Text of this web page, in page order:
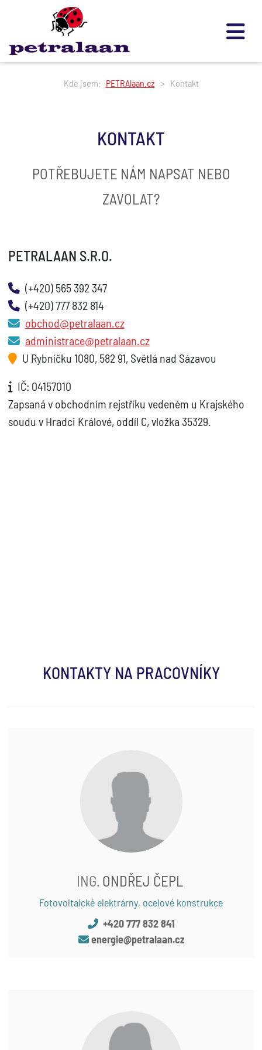
Kde jsem: PETRAlaan.cz Kontakt
KONTAKT
POTŘEBUJETE NÁM NAPSAT NEBO
ZAVOLAT?
PETRALAAN S.R.O.
(+420) 565 392 347
(+420) 777 832 814
obchod@petralaan.cz
administrace@petralaan.cz
U Rybníčku 1080, 582 91, Světlá nad Sázavou
IČ: 04157010
Zapsaná v obchodním rejstříku vedeném u Krajského
soudu v Hradci Králové, oddíl C, vložka 35329.
KONTAKTY NA PRACOVNÍKY
ING. ONDŘEJ ČEPL
Fotovoltaické elektrárny, ocelové konstrukce
+420 777 832 841
energie@petralaan.cz